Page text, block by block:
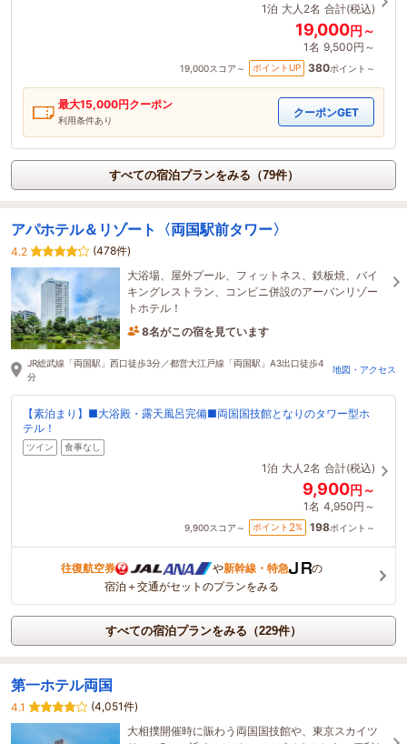
1泊 大人2名 合計(税込)
19,000円～
1名 9,500円～
19,000スコア～ ポイントUP 380ポイント～
最大15,000円クーポン
利用条件あり
クーポンGET
すべての宿泊プランをみる（79件）
アパホテル＆リゾート〈両国駅前タワー〉
4.2
(478件)
大浴場、屋外プール、フィットネス、鉄板焼、バイ
キングレストラン、コンビニ併設のアーバンリゾー
トホテル！
8名がこの宿を見ています
13分前に予約されました
JR総武線「両国駅」西口徒歩3分／都営大江戸線「両国駅」A3出口徒歩4
分
地図・アクセス
【素泊まり】■大浴殿・露天風呂完備■両国国技館となりのタワー型ホ
テル！
ツイン 食事なし
1泊 大人2名 合計(税込)
9,900円～
1名 4,950円～
9,900スコア～ ポイント 2% 198ポイント～
往復航空券 や新幹線・特急
の
宿泊＋交通がセットのプランをみる
すべての宿泊プランをみる（229件）
第一ホテル両国
4.1
(4,051件)
大相撲開催時に賑わう両国国技館や、東京スカイツ